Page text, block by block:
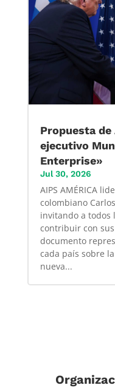
Propuesta de
ejecutivo
Enterprise»
Jul 30, 2026
AIPS AMÉRICA
colombiano
invitando a todos
contribuir con
documento
cada país sobre
nueva...